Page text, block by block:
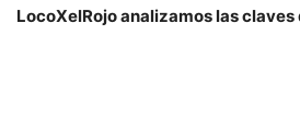
LocoXelRojo analizamos las